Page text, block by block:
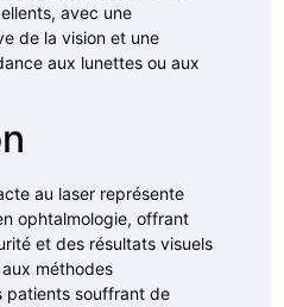
avec une
de la vision et une
aux lunettes ou aux
au laser représente
ophtalmologie, offrant
et des résultats visuels
méthodes
patients souffrant de